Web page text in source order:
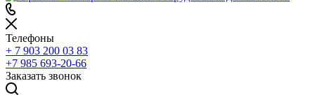
Телефоны
+ 7 903 200 03 83
+7 985 693-20-66
Заказать звонок